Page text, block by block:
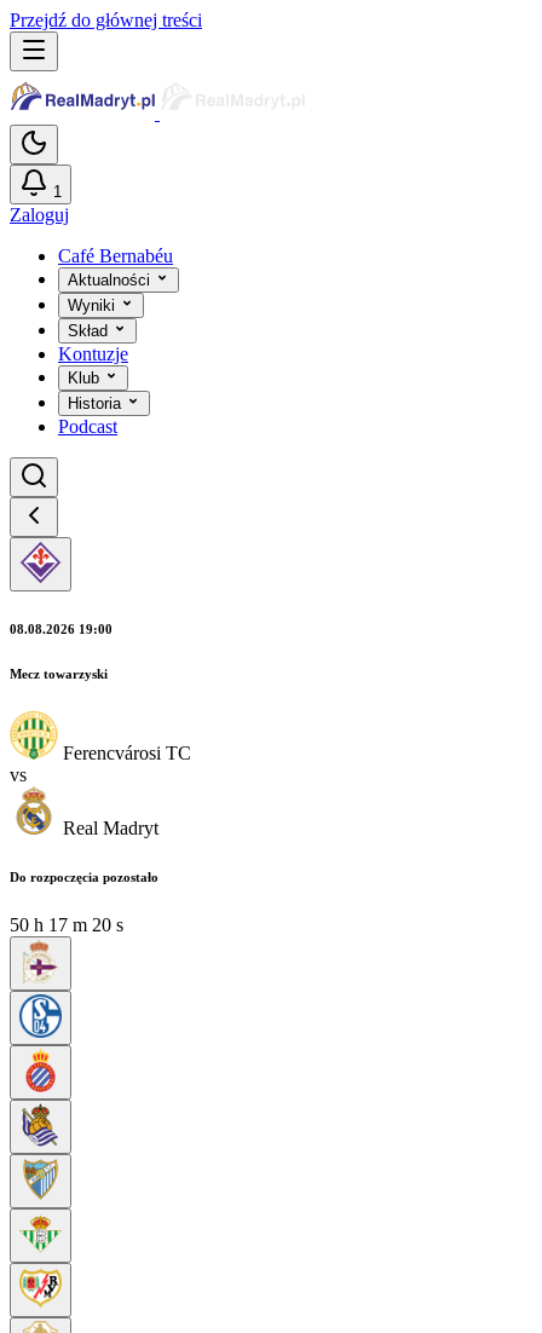
Przejdź do głównej treści
1
Zaloguj
Café Bernabéu
Aktualności
Wyniki
Skład
Kontuzje
Klub
Historia
Podcast
08.08.2026 19:00
Mecz towarzyski
Ferencvárosi TC
vs
Real Madryt
Do rozpoczęcia pozostało
50 h 17 m 18 s